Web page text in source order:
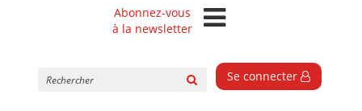
Abonnez-vous
à la newsletter
Se connecter